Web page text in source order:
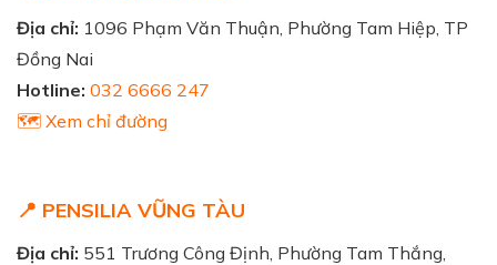
Địa chỉ: 1096 Phạm Văn Thuận, Phường Tam Hiệp, TP
Đồng Nai
Hotline: 032 6666 247
🗺️ Xem chỉ đường
📍 PENSILIA VŨNG TÀU
Địa chỉ: 551 Trương Công Định, Phường Tam Thắng,